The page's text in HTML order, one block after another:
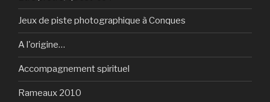
Jeux de piste photographique à Conques
A l'origine…
Accompagnement spirituel
Rameaux 2010